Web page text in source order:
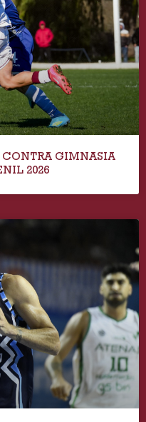
CONTRA GIMNASIA
2026